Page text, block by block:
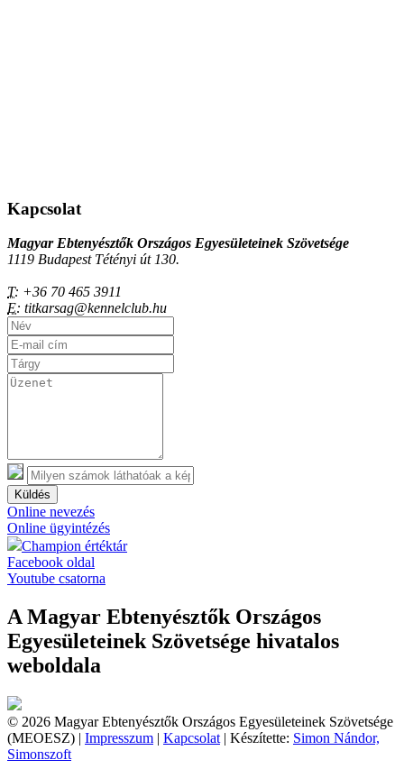
Kapcsolat
Magyar Ebtenyésztők Országos Egyesületeinek Szövetsége
1119 Budapest Tétényi út 130.
T: +36 70 465 3911
E: titkarsag@kennelclub.hu
Küldés
Online nevezés
Online ügyintézés
Champion értéktár
Facebook oldal
Youtube csatorna
A Magyar Ebtenyésztők Országos
Egyesületeinek Szövetsége hivatalos
weboldala
© 2026 Magyar Ebtenyésztők Országos Egyesületeinek Szövetsége
(MEOESZ) | Impresszum | Kapcsolat | Készítette: Simon Nándor,
Simonszoft